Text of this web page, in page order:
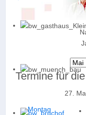
Termine für
27.
Montag